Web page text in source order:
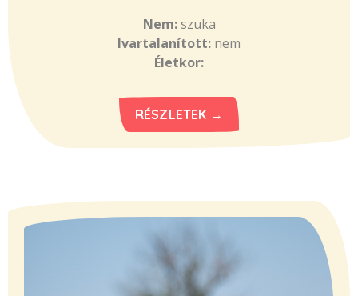
Nem:szuka
Ivartalanított: nem
Életkor:
RÉSZLETEK →